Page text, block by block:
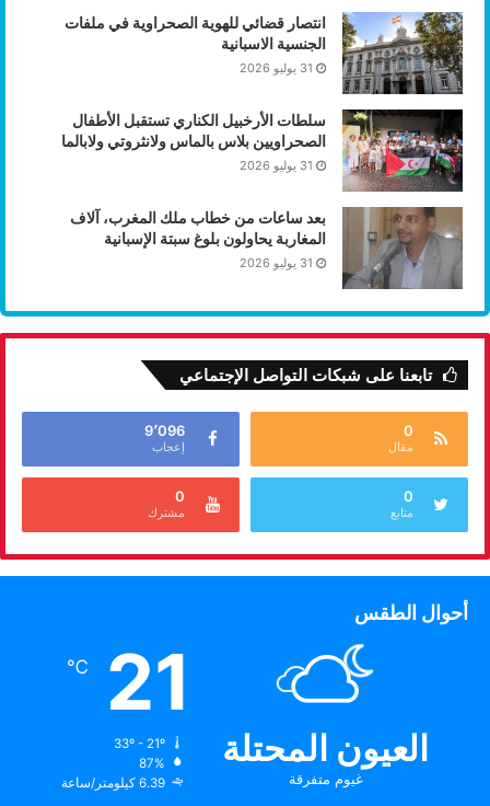
انتصار قضائي للهوية الصحراوية في ملفات
الجنسية الاسبانية
31 يوليو 2026
سلطات الأرخبيل الكناري تستقبل الأطفال
الصحراويين بلاس بالماس ولانثروتي ولابالما
31 يوليو 2026
بعد ساعات من خطاب ملك المغرب، آلاف
المغاربة يحاولون بلوغ سبتة الإسبانية
31 يوليو 2026
تابعنا على شبكات التواصل الإجتماعي
0
مقال
9٬096
إعجاب
0
متابع
0
مشترك
أحوال الطقس
العيون المحتلة
غيوم متفرقة
21
℃
87%
6.39 كيلومتر/ساعة